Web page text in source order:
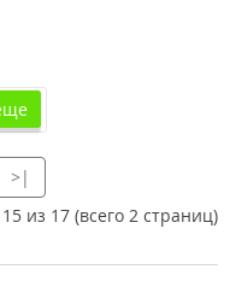
>|
из 17 (всего 2 страниц)